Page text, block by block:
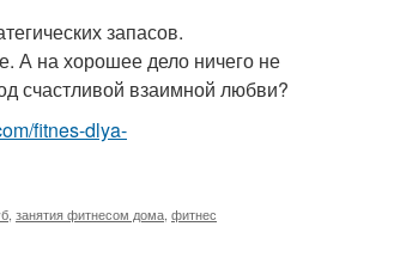
запасов.
А на хорошее дело ничего не
счастливой взаимной любви?
fitnes-dlya-
занятия фитнесом дома фитнес